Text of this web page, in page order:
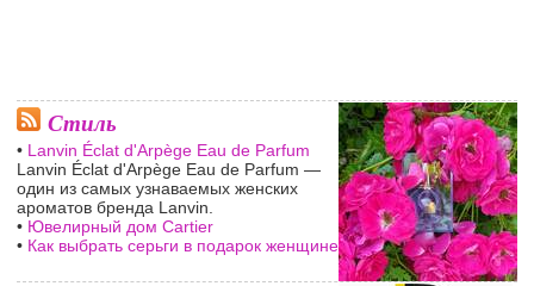
Стиль
• Lanvin Éclat d'Arpège Eau de Parfum
Lanvin Éclat d'Arpège Eau de Parfum —
один из самых узнаваемых женских
ароматов бренда Lanvin.
• Ювелирный дом Cartier
• Как выбрать серьги в подарок женщине